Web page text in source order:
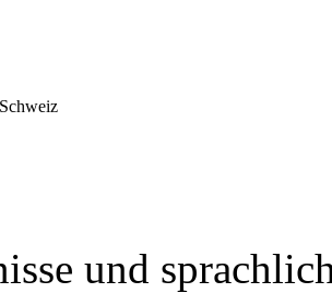
und